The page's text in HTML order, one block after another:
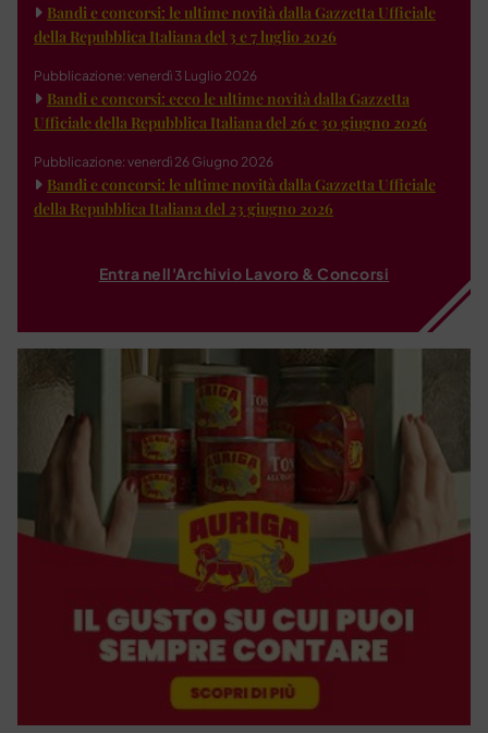
Bandi e concorsi: le ultime novità dalla Gazzetta Ufficiale
della Repubblica Italiana del 3 e 7 luglio 2026
Pubblicazione: venerdì 3 Luglio 2026
Bandi e concorsi: ecco le ultime novità dalla Gazzetta
Ufficiale della Repubblica Italiana del 26 e 30 giugno 2026
Pubblicazione: venerdì 26 Giugno 2026
Bandi e concorsi: le ultime novità dalla Gazzetta Ufficiale
della Repubblica Italiana del 23 giugno 2026
Entra nell'Archivio Lavoro & Concorsi